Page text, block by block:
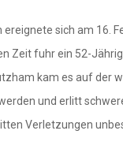
sich am 16.
Zeit fuhr ein 52-
kam es auf der
und erlitt
Verletzungen